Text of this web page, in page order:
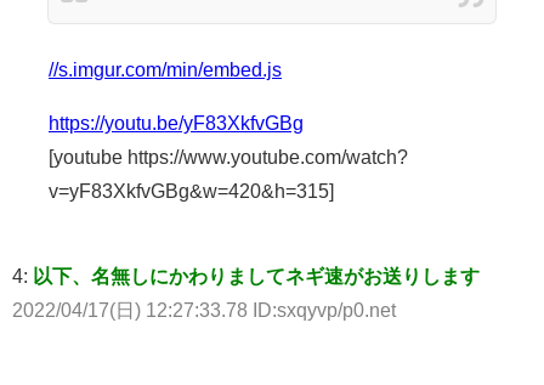
//s.imgur.com/min/embed.js
https://youtu.be/yF83XkfvGBg
[youtube https://www.youtube.com/watch?
v=yF83XkfvGBg&w=420&h=315]
4: 以下、名無しにかわりましてネギ速がお送りします
2022/04/17(日) 12:27:33.78 ID:sxqyvp/p0.net